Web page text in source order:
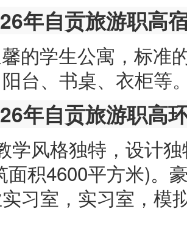
年自贡旅游职高
的学生公寓，标准
台、书桌、衣柜等
年自贡旅游职高
学风格独特，设计
面积4600平方米)。
习室，实习室，模